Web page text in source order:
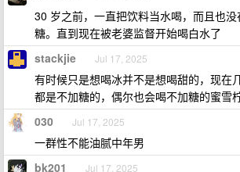
30 岁之前，一直把饮料当水喝，而且也
糖。直到现在被老婆监督开始喝白水了
stackjie Jul 17, 2025
有时候只是想喝冰并不是想喝甜的，现在
都是不加糖的，偶尔也会喝不加糖的蜜雪
030 Jul 17, 2025
一群性不能油腻中年男
bk201 Jul 17, 2025